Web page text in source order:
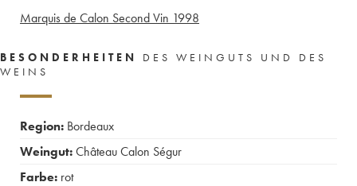
Marquis de Calon Second Vin 1998
BESONDERHEITEN
DES WEINGUTS UND DES
WEINS
Region: Bordeaux
Weingut:Château Calon Ségur
Farbe: rot